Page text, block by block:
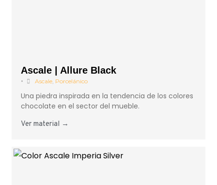
Ascale | Allure Black
• Ascale, Porcelánico
Una piedra inspirada en la tendencia de los colores
chocolate en el sector del mueble.
Ver material →